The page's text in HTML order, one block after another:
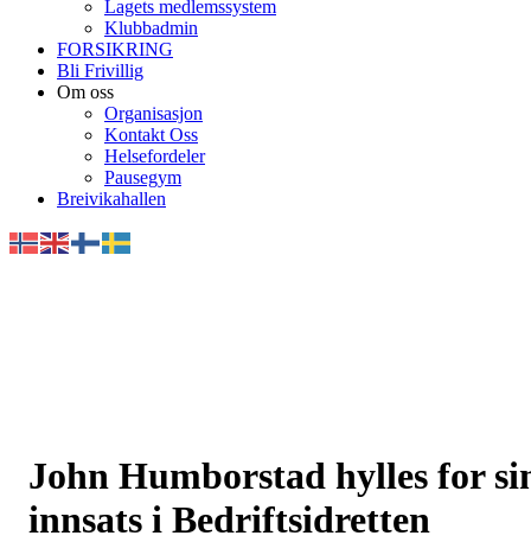
Lagets medlemssystem
Klubbadmin
FORSIKRING
Bli Frivillig
Om oss
Organisasjon
Kontakt Oss
Helsefordeler
Pausegym
Breivikahallen
John Humborstad hylles for
innsats i Bedriftsidretten